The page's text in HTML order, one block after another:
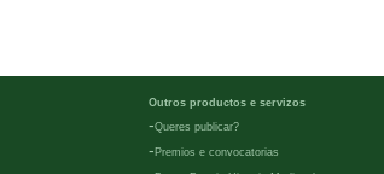
Outros productos e servizos
-Queres publicar?
- Premios e convocatorias